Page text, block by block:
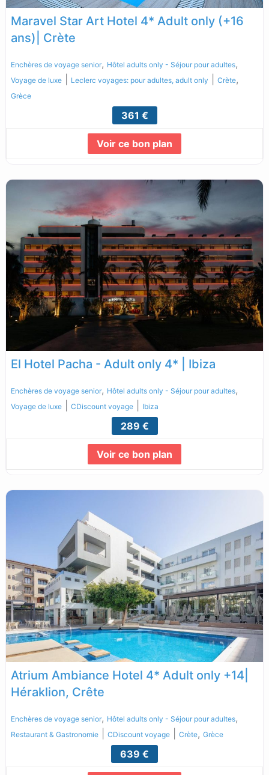
Maravel Star Art Hotel 4* Adult only (+16
ans)| Crète
Enchères de voyage senior, Hôtel adults only - Séjour pour adultes,
Voyage de luxe| Leclerc voyages: pour adultes, adult only Crète,
Grèce
361 €
Voir ce bon plan
Lire la suite...
El Hotel Pacha - Adult only 4* | Ibiza
Enchères de voyage senior, Hôtel adults only - Séjour pour adultes,
Voyage de luxe| CDiscount voyage| Ibiza
289 €
Voir ce bon plan
Lire la suite...
Atrium Ambiance Hotel 4* Adult only +14|
Héraklion, Crête
Enchères de voyage senior, Hôtel adults only - Séjour pour adultes,
Restaurant & Gastronomie| CDiscount voyage| Crète, Grèce
639 €